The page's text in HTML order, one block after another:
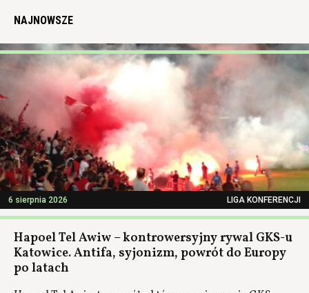
NAJNOWSZE
6 sierpnia 2026 LIGA KONFERENCJI
Hapoel Tel Awiw – kontrowersyjny rywal GKS-u
Katowice. Antifa, syjonizm, powrót do Europy
po latach